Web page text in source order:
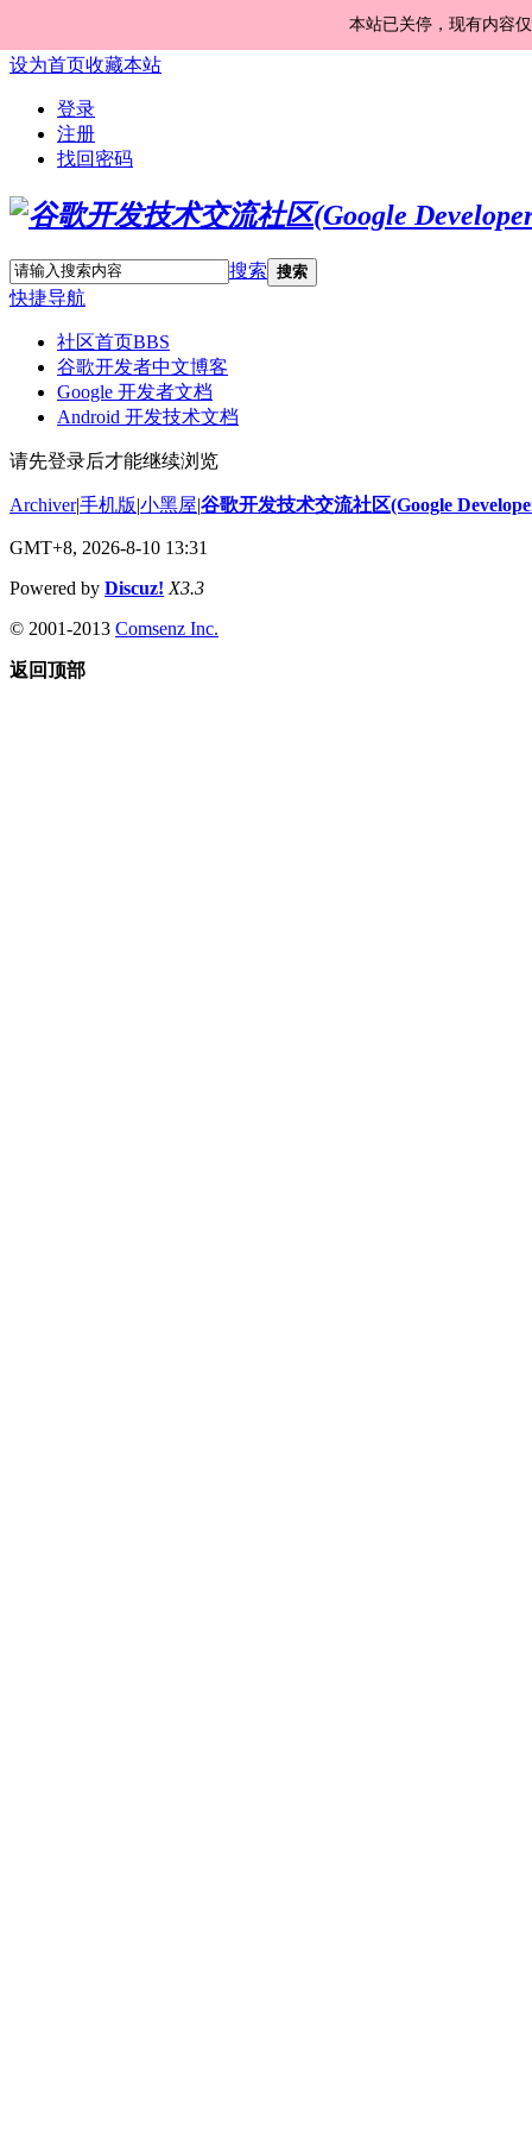
本站已关停，现有内容
设为首页收藏本站
登录
注册
找回密码
搜索 搜索
快捷导航
社区首页BBS
谷歌开发者中文博客
Google 开发者文档
Android 开发技术文档
请先登录后才能继续浏览
Archiver|手机版|小黑屋|谷歌开发技术交流社区(Google
GMT+8, 2026-8-10 13:31
Powered by Discuz! X3.3
© 2001-2013 Comsenz Inc.
返回顶部